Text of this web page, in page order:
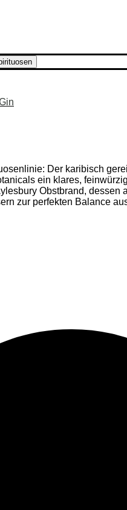
Der karibisch
ein klares,
Obstbrand,
zur perfekten Balance